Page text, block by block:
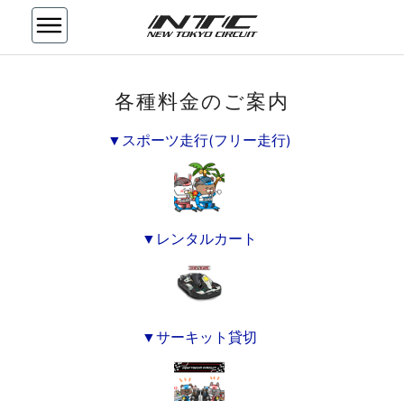
種
金
の
ご
案
各種料金のご案内
▼スポーツ走行(フリー走行)
▼レンタルカート
▼サーキット貸切